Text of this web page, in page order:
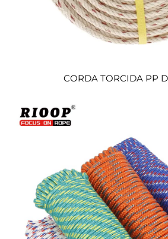
CORDA TORCIDA PP